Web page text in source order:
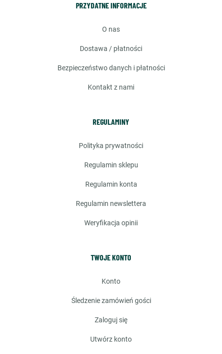
PRZYDATNE INFORMACJE
o nas
dostawa / płatności
bezpieczeństwo danych i płatności
kontakt z nami
REGULAMINY
polityka prywatności
regulamin sklepu
regulamin konta
regulamin newslettera
weryfikacja opinii
TWOJE KONTO
konto
śledzenie zamówień gości
zaloguj się
utwórz konto